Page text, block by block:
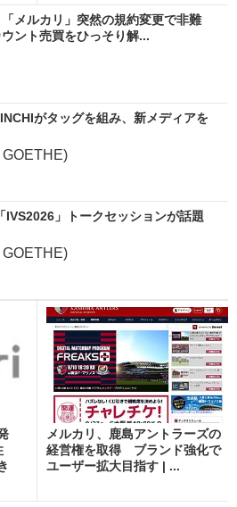
「メルカリ」突然の規約変更で非難
ント売買をひっそり解...
がタッグを組み、新メディアを
IVS2026」トークセッションが話題
メルカリ、鹿島アントラーズの
経営権を取得 ブランド強化で
ユーザー拡大目指す | ...